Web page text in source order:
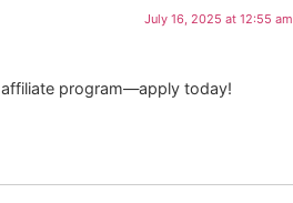
July 16, 2025 at 12:55 am
program—apply today!